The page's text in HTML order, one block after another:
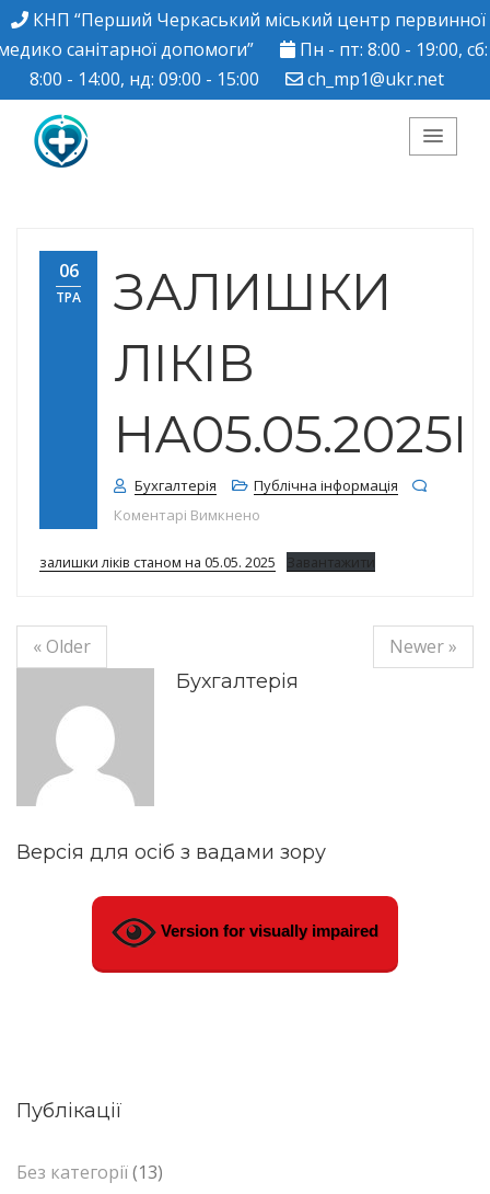
КНП “Перший Черкаський міський центр первинної
санітарної допомоги”
Пн - пт: 8:00 - 19:00, сб:
8:00 - 14:00, нд: 09:00 - 15:00
ch_mp1@ukr.net
Черкаський міський
центр ПМСД"
06
ТРА
ЗАЛИШКИ
ЛІКІВ
Бухгалтерія
Публічна інформація
Коментарі Вимкнено
залишки ліків станом на 05.05. 2025 Завантажити
« Older
Newer »
Бухгалтерія
Версія для осіб з вадами зору
Version for visually impaired
Публікації
Без категорії(13)